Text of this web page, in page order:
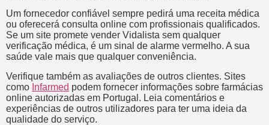
Um fornecedor confiável sempre pedirá uma receita médica
ou oferecerá consulta online com profissionais qualificados.
Se um site promete vender Vidalista sem qualquer
verificação médica, é um sinal de alarme vermelho. A sua
saúde vale mais que qualquer conveniência.
Verifique também as avaliações de outros clientes. Sites
como Infarmed podem fornecer informações sobre farmácias
online autorizadas em Portugal. Leia comentários e
experiências de outros utilizadores para ter uma ideia da
qualidade do serviço.